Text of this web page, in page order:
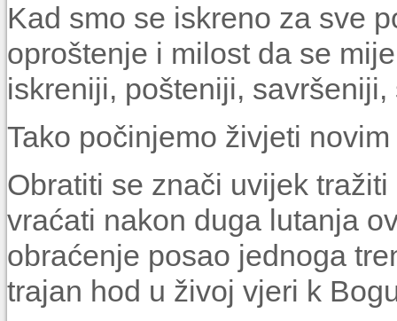
Kad smo se iskreno za sve
oproštenje i milost da se
iskreniji, pošteniji,
Tako počinjemo živjeti
Obratiti se znači uvijek
vraćati nakon duga lutanja
obraćenje posao jednoga
trajan hod u živoj vjeri k